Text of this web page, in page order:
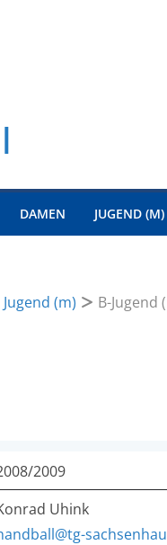
DAMEN JUGEND (M)
Jugend (m) B-Jugend
2009
Uhink